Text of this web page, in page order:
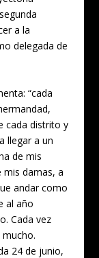
a la
delegada de
“cada
cada distrito y
llegar a un
de mis
mis damas, a
andar como
al año
Cada vez
24 de junio,